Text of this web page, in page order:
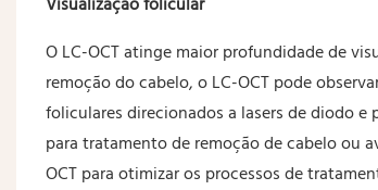
O LC-OCT atinge maior profundidade de
remoção do cabelo, o LC-OCT pode
foliculares direcionados a lasers de diodo
para tratamento de remoção de cabelo ou
OCT para otimizar os processos de